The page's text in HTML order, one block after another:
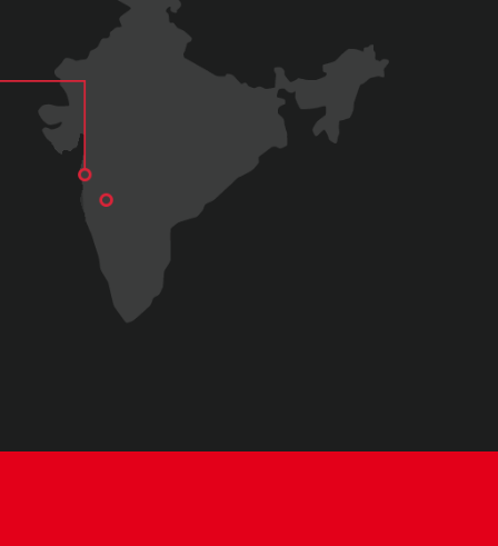
Service
드 제품을만날 수 있습니다.
in market
가족과 인연을 맺고 있습니다.
랜드를 운영합니다.